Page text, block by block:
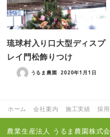
琉球村入り口大型ディスプ
レイ門松飾りつけ
うるま農園 2020年1月1日
ホーム 会社案内 施工実績 採
農業生産法人 うるま農園株式